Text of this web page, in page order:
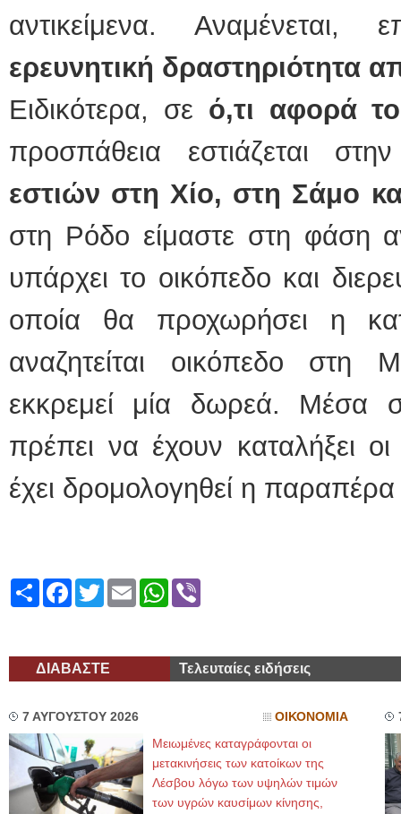
αντικείμενα. Αναμένεται,
ερευνητική δραστηριότητα
Ειδικότερα, σε ό,τι αφορά
προσπάθεια εστιάζεται
εστιών στη Χίο, στη Σάμο
στη Ρόδο είμαστε στη φάση
υπάρχει το οικόπεδο και
οποία θα προχωρήσει η
αναζητείται οικόπεδο στη
εκκρεμεί μία δωρεά. Μέσα
πρέπει να έχουν καταλήξει
έχει δρομολογηθεί η
ShareFacebook
TwitterEmailWhatsApp
ΔΙΑΒΑΣΤΕ Τελευταίες ειδήσεις
7 ΑΥΓΟΥΣΤΟΥ 2026 ΟΙΚΟΝΟΜΙΑ
Μειωμένες καταγράφονται οι
μετακινήσεις των κατοίκων της
Λέσβου λόγω των υψηλών τιμών
των υγρών καυσίμων κίνησης,